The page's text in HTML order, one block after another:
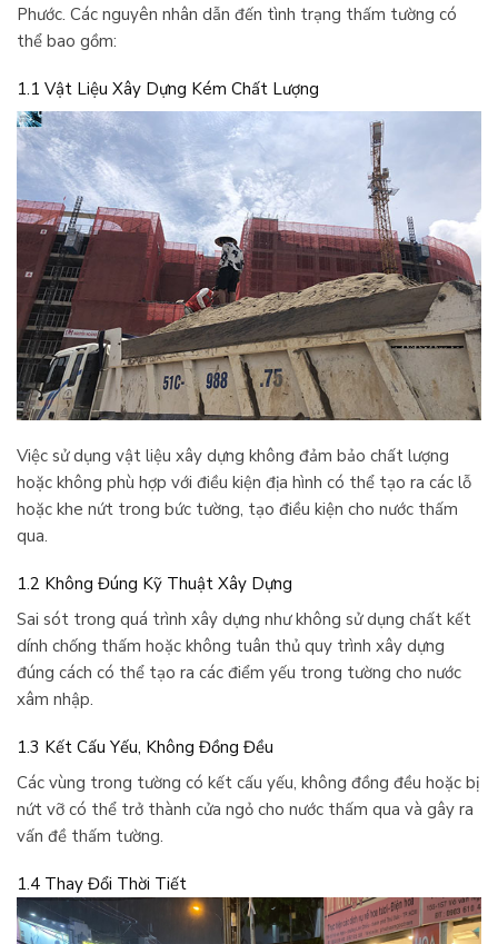
Phước. Các nguyên nhân dẫn đến tình trạng thấm tường có
thể bao gồm:
1.1 Vật Liệu Xây Dựng Kém Chất Lượng
Việc sử dụng vật liệu xây dựng không đảm bảo chất lượng
hoặc không phù hợp với điều kiện địa hình có thể tạo ra các lỗ
hoặc khe nứt trong bức tường, tạo điều kiện cho nước thấm
qua.
1.2 Không Đúng Kỹ Thuật Xây Dựng
Sai sót trong quá trình xây dựng như không sử dụng chất kết
dính chống thấm hoặc không tuân thủ quy trình xây dựng
đúng cách có thể tạo ra các điểm yếu trong tường cho nước
xâm nhập.
1.3 Kết Cấu Yếu, Không Đồng Đều
Các vùng trong tường có kết cấu yếu, không đồng đều hoặc bị
nứt vỡ có thể trở thành cửa ngỏ cho nước thấm qua và gây ra
vấn đề thấm tường.
1.4 Thay Đổi Thời Tiết